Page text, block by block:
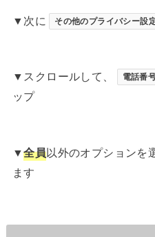
▼次に その他のプライバシー設
▼スクロールして、 電話番
ップ
▼全員以外のオプションを
ます